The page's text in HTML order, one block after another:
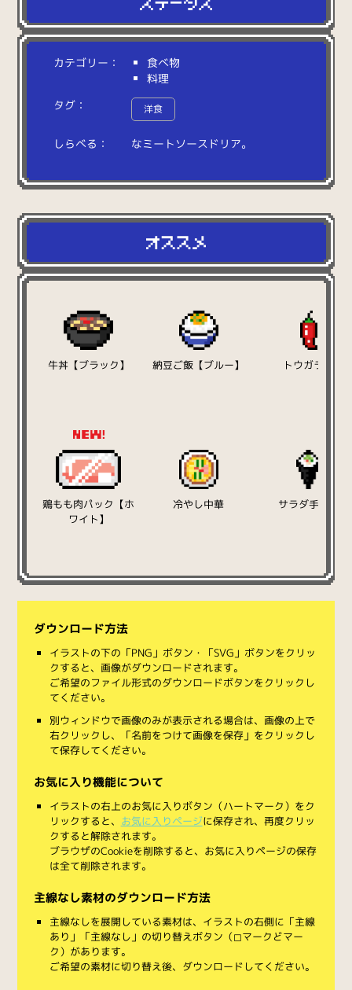
カテゴリー：
食べ物
料理
タグ：
洋食
しらべる： なミー ト ソース ド リ ア。
牛丼【ブラック】 納豆ご飯【ブルー】 トウガラシ
鶏もも肉パック【ホ
ワイト】
冷やし中華 サラダ手巻き
ダウンロード方法
イラストの下の「PNG」ボタン・「SVG」ボタンをクリッ
クすると、画像がダウンロードされます。
ご希望のファイル形式のダウンロードボタンをクリックし
てください。
別ウィンドウで画像のみが表示される場合は、画像の上で
右クリックし、「名前をつけて画像を保存」をクリックし
て保存してください。
お気に入り機能について
イラストの右上のお気に入りボタン（ハートマーク）をク
リックすると、 お気に入りページに保存され、再度クリッ
クすると解除されます。
ブラウザのCookieを削除すると、お気に入りページの保存
は全て削除されます。
主線なし素材のダウンロード方法
主線なしを展開している素材は、イラストの右側に「主線
あり」「主線なし」の切り替えボタン（◻︎マークと◼︎マー
ク）があります。
ご希望の素材に切り替え後、ダウンロードしてください。